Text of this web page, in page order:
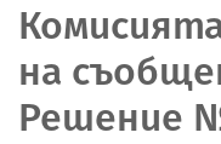
на
Решение